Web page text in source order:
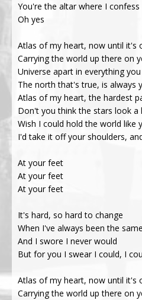
You're the altar where I confess
Oh yes
Atlas of my heart, now until it's
Carrying the world up there on
Universe apart in everything
The north that's true, is always
Atlas of my heart, the hardest
Don't you think the stars look a
Wish I could hold the world like
I'd take it off your shoulders,
At your feet
At your feet
At your feet
It's hard, so hard to changе
When I've always been the samе
And I swore I never would
But for you I swear I could, I
Atlas of my heart, now until it's
Carrying the world up there on